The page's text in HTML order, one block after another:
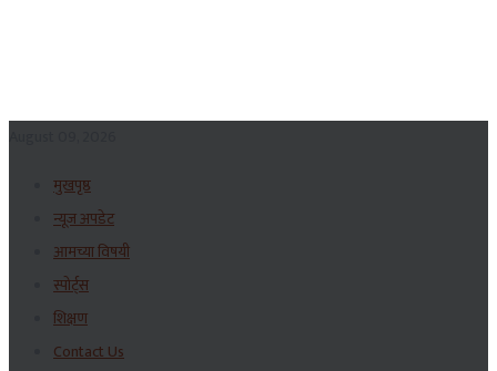
मुखपृष्ठ
न्यूज अपडेट
आमच्या विषयी
स्पोर्ट्स
शिक्षण
Contact Us